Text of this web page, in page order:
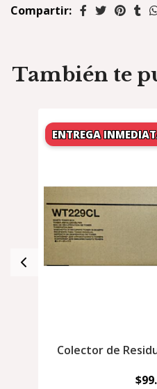
Compartir:
También te
Colector de